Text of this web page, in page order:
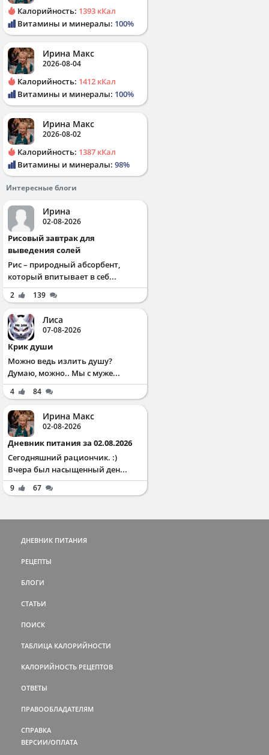
Калорийность: 1393 кКал
Витамины и минералы: 100%
Ирина Макс
2026-08-04
Калорийность: 1412 кКал
Витамины и минералы: 100%
Ирина Макс
2026-08-02
Калорийность: 1387 кКал
Витамины и минералы: 98%
Интересные блоги
Ирина
02-08-2026
Рисовый завтрак для
выведения солей
Рис – природный абсорбент,
который впитывает в себ...
2 139
Лиса
07-08-2026
Крик души
Можно ведь излить душу?
Думаю, можно.. Мы с муже...
4 84
Ирина Макс
02-08-2026
Дневник питания за 02.08.2026
Сегодняшний рациончик. :)
Вчера был насыщенный ден...
9 67
ДНЕВНИК ПИТАНИЯ
РЕЦЕПТЫ
БЛОГИ
СТАТЬИ
ПОИСК
ТАБЛИЦА КАЛОРИЙНОСТИ
КАЛОРИЙНОСТЬ РЕЦЕПТОВ
ОТВЕТЫ
ПРАВООБЛАДАТЕЛЯМ
СПРАВКА
ВЕРСИИ/ОПЛАТА